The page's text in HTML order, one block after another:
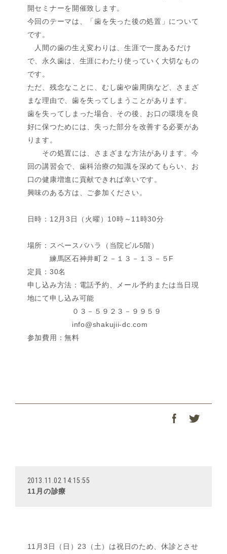
開セミナーを開催致します。
今回のテーマは、「歯を失った後の処置」について
です。
人間の歯の生え変わりは、生涯で一度あるだけ
で、永久歯は、生涯にわたり使っていく大切なもの
です。
ただ、残念なことに、むし歯や歯周病など、さまざ
まな理由で、歯を失ってしまうことがあります。
歯を失ってしまった場合、その後、お口の環境を良
好に保つためには、失った部分を改善する必要があ
ります。
その処置には、さまざまな方法があります。今
回の講習会で、歯科治療の知識を深めてもらい、お
口の健康増進に貢献できれば幸いです。
興味のある方は、ご参加ください。
日時：12月3日（火曜）10時～11時30分
場所：スペースバハラ（当院ビル5階）
練馬区石神井町２－１３－１３－５F
定員：30名
申し込み方法：電話予約、メール予約または当日現
地にて申し込み可能
０３－５９２３－９９５９
info@shakujii-dc.com
参加費用：無料
2013.11.02 14:15:55
11月の診療
11月3日（日）23（土）は祝日のため、休診とさせ